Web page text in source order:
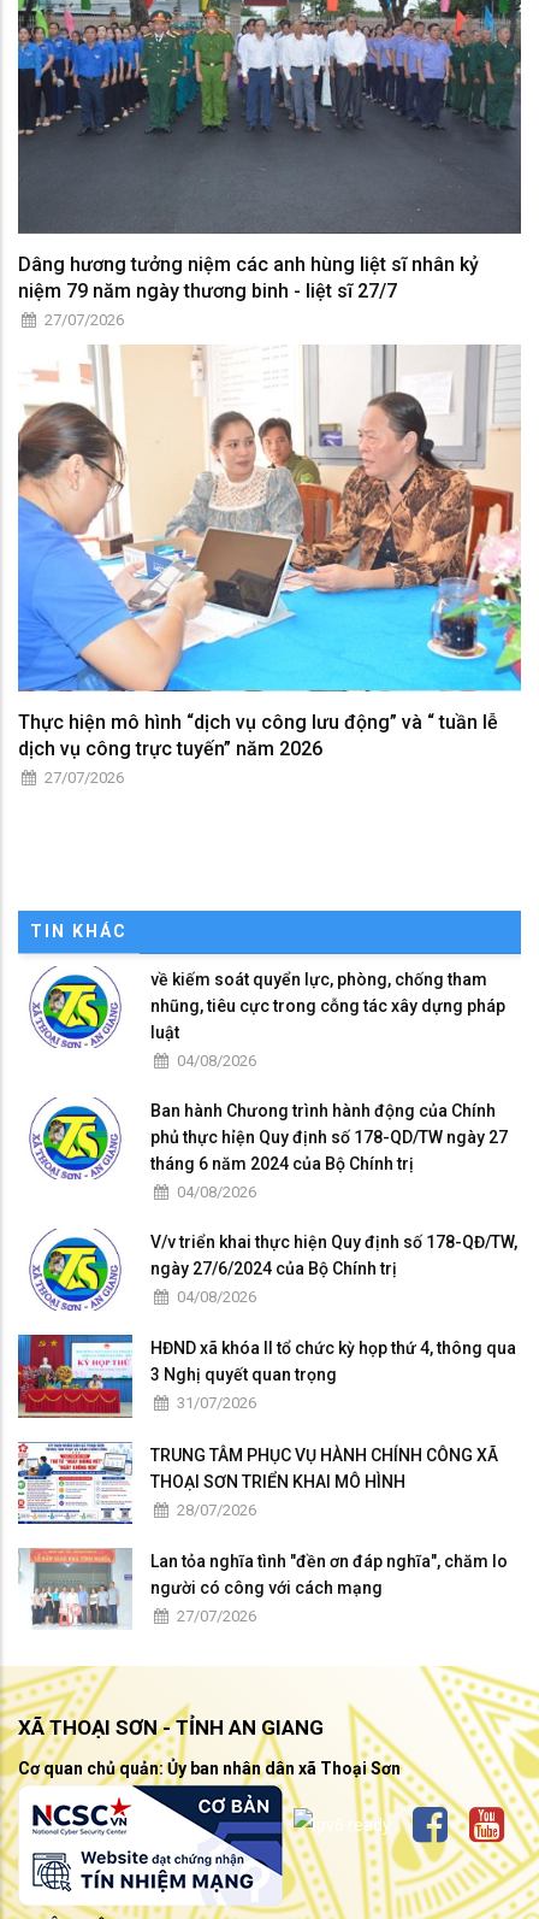
Dâng hương tưởng niệm các anh hùng liệt sĩ nhân kỷ
niệm 79 năm ngày thương binh - liệt sĩ 27/7
27/07/2026
Thực hiện mô hình “dịch vụ công lưu động” và “ tuần lễ
dịch vụ công trực tuyến” năm 2026
27/07/2026
TIN KHÁC
về kiếm soát quyển lực, phòng, chống tham
nhũng, tiêu cực trong cỗng tác xây dựng pháp
luật
04/08/2026
Ban hành Chưong trình hành động của Chính
phủ thực hỉện Quy định số 178-QD/TW ngày 27
tháng 6 năm 2024 của Bộ Chính trị
04/08/2026
V/v triển khai thực hiện Quy định số 178-QĐ/TW,
ngày 27/6/2024 của Bộ Chính trị
04/08/2026
HĐND xã khóa II tổ chức kỳ họp thứ 4, thông qua
3 Nghị quyết quan trọng
31/07/2026
TRUNG TÂM PHỤC VỤ HÀNH CHÍNH CÔNG XÃ
THOẠI SƠN TRIỂN KHAI MÔ HÌNH
28/07/2026
Lan tỏa nghĩa tình "đền ơn đáp nghĩa", chăm lo
người có công với cách mạng
27/07/2026
XÃ THOẠI SƠN - TỈNH AN GIANG
Cơ quan chủ quản: Ủy ban nhân dân xã Thoại Sơn